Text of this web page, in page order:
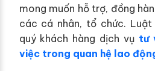
mong muốn hỗ trợ, đồng
các cá nhân, tổ chức. Luật
quý khách hàng dịch vụ tư
việc trong quan hệ lao